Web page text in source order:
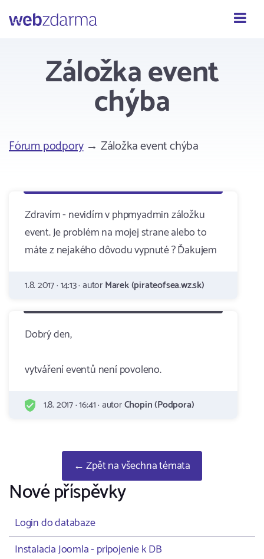
Webzdarma
Záložka event
chýba
Fórum podpory→ Záložka event chýba
Zdravím - nevidím v phpmyadmin záložku
event. Je problém na mojej strane alebo to
máte z nejakého dôvodu vypnuté ? Ďakujem
1.8. 2017 · 14:13 · autorMarek (pirateofsea.wz.sk)
Dobrý den,
vytváření eventů není povoleno.
1.8. 2017 · 16:41 · autorChopin (Podpora)
← Zpět na všechna témata
Nové příspěvky
Login do databaze
Instalacia Joomla - pripojenie k DB